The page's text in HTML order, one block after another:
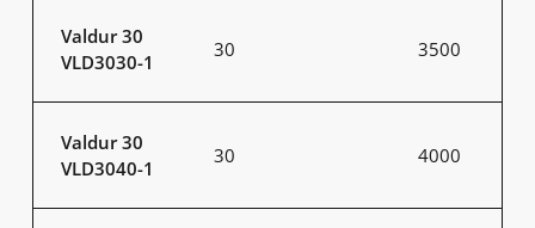
Valdur 30
VLD3030-1
30 3500
Valdur 30
VLD3040-1
30 4000